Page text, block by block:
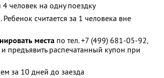
человек на одну поездку
считается за 1 человека вне
места по тел. +7 (499) 681-05-92,
предъявить распечатанный купон при
за 10 дней до заезда